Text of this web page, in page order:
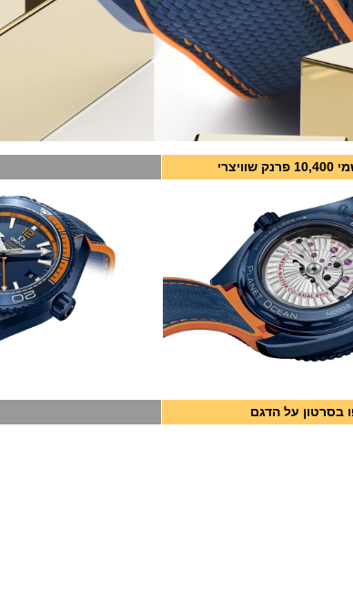
בסרטון על הדגם